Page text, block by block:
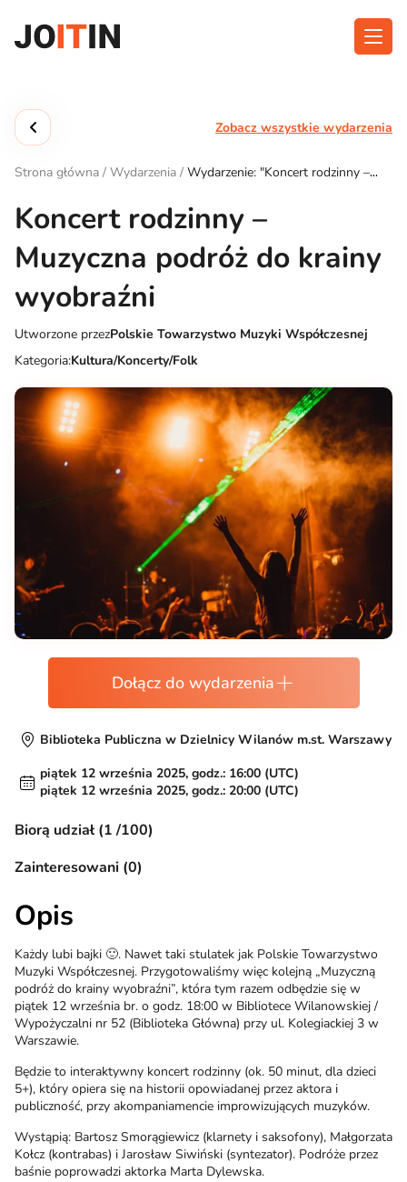
treści
Funkcjonalność
Kontakt
Pobierz aplikację:
Zobacz wszystkie wydarzenia
Strona główna / Wydarzenia / Wydarzenie: "Koncert rodzinny –
Koncert rodzinny –
Muzyczna podróż do krainy
wyobraźni
Utworzone przezPolskie Towarzystwo Muzyki Współczesnej
Kategoria:Kultura/Koncerty/Folk
Dołącz do wydarzenia
Biblioteka Publiczna w Dzielnicy Wilanów m.st. Warszawy
piątek 12 września 2025, godz.: 16:00 (UTC)
piątek 12 września 2025, godz.: 20:00 (UTC)
Biorą udział (1 /100)
Zainteresowani (0)
Opis
Każdy lubi bajki 🙂. Nawet taki stulatek jak Polskie Towarzystwo
Muzyki Współczesnej. Przygotowaliśmy więc kolejną „Muzyczną
podróż do krainy wyobraźni”, która tym razem odbędzie się w
piątek 12 września br. o godz. 18:00 w Bibliotece Wilanowskiej /
Wypożyczalni nr 52 (Biblioteka Główna) przy ul. Kolegiackiej 3 w
Warszawie.
Będzie to interaktywny koncert rodzinny (ok. 50 minut, dla dzieci
5+), który opiera się na historii opowiadanej przez aktora i
publiczność, przy akompaniamencie improwizujących muzyków.
Wystąpią: Bartosz Smorągiewicz (klarnety i saksofony), Małgorzata
Kołcz (kontrabas) i Jarosław Siwiński (syntezator). Podróże przez
baśnie poprowadzi aktorka Marta Dylewska.